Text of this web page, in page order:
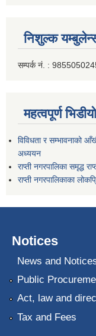
निशुल्क
सम्पर्क नं. :
महत्वपूर्ण
विविधता र सम्भावनाको
अध्ययन
राप्ती नगरपालिका समृद्ध
राप्ती नगरपालिकाका
Notices
News and
Public
Act, law and
Tax and Fees